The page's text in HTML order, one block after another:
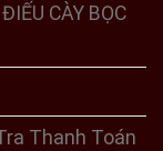
CÀY BỌC
Thanh Toán